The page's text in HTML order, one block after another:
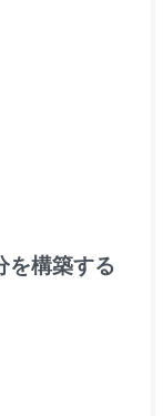
を構築する